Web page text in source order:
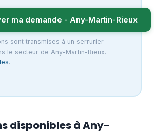
ma demande - Any-Martin-Rieux
sont transmises à un serrurier
le secteur de Any-Martin-Rieux.
.
disponibles à Any-